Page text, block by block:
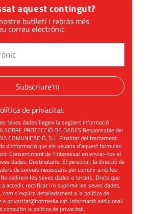
aquest contingut?
butlletí i rebràs més
correu electrònic
Subscriure'm
de privacitat
teves dades llegeix la següent informació
SOBRE PROTECCIÓ DE DADES Responsable del
COMUNICACIÓ, S.L. Finalitat del tractament:
d'informació que els usuaris d'aquest formulari
Consentiment de l'interessat en enviar-nos el
dades. Destinataris: El personal, la direcció de
de serveis necessaris per complir amb les
cedirem les seves dades a tercers. Drets que
accedir, rectificar i/o suprimir les seves dades,
s'explica detalladament a la política de
aprivacitat@totmedia.cat. Informació addicional:
consultin lapolítica de privacitat.